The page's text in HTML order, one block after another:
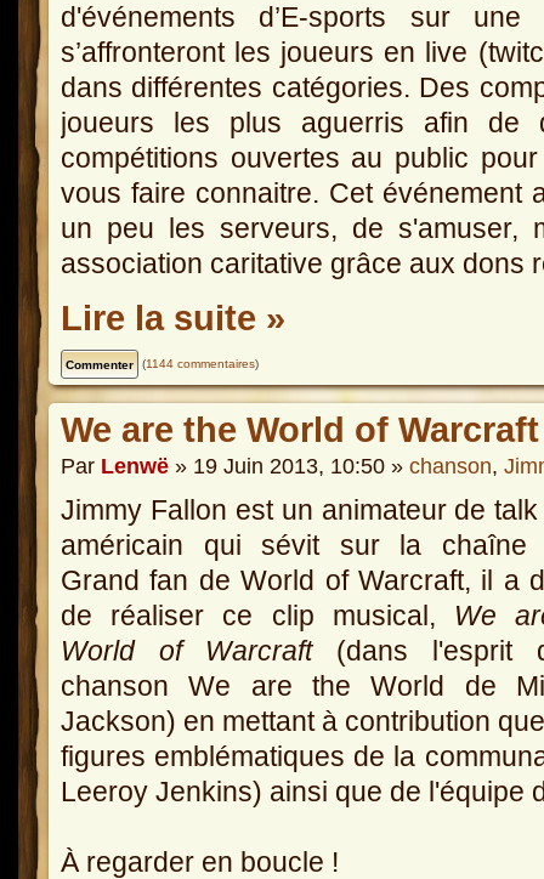
d'événements d’E-sports sur
s’affronteront les joueurs en live
dans différentes catégories. Des
joueurs les plus aguerris afin de
compétitions ouvertes au public
vous faire connaitre. Cet événement
un peu les serveurs, de s'amuser,
association caritative grâce aux dons
Lire la suite »
(1144 commentaires)
We are the World of Warcraft
Par Lenwë » 19 Juin 2013, 10:50 » chanson,
Jimmy Fallon est un animateur de
américain qui sévit sur la chaîne
Grand fan de World of Warcraft, il a
de réaliser ce clip musical, We
World of Warcraft(dans l'esprit
chanson We are the World de
Jackson) en mettant à contribution
figures emblématiques de la
Leeroy Jenkins) ainsi que de l'équipe
À regarder en boucle !